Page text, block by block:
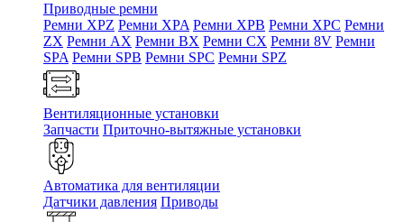
Приводные ремни
Ремни XPZ Ремни XPA Ремни XPB Ремни XPC Ремни
ZX Ремни AX Ремни BX Ремни CX Ремни 8V Ремни
SPA Ремни SPB Ремни SPC Ремни SPZ
Вентиляционные установки
Запчасти Приточно-вытяжные установки
Автоматика для вентиляции
Датчики давления Приводы